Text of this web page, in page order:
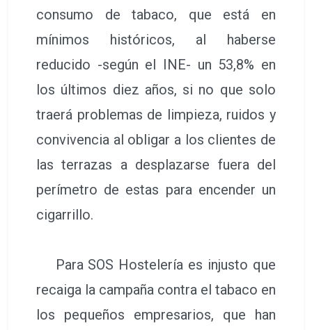
consumo de tabaco, que está en
mínimos históricos, al haberse
reducido -según el INE- un 53,8% en
los últimos diez años, si no que solo
traerá problemas de limpieza, ruidos y
convivencia al obligar a los clientes de
las terrazas a desplazarse fuera del
perímetro de estas para encender un
cigarrillo.
Para SOS Hostelería es injusto que
recaiga la campaña contra el tabaco en
los pequeños empresarios, que han